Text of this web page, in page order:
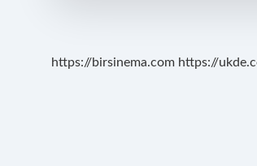
https://birsinema.com https://